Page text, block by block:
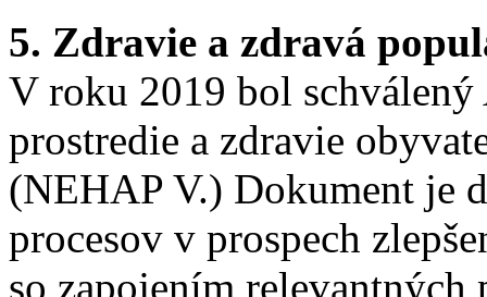
5. Zdravie a zdravá
V roku 2019 bol
prostredie a zdravie
(NEHAP V.) Dokument je
procesov v prospech
so zapojením